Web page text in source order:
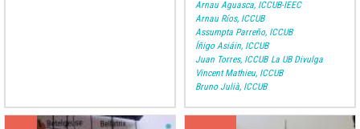
Arnau Aguasca, ICCUB-IEEC
Arnau Ríos, ICCUB
Assumpta Parreño, ICCUB
Íñigo Asiáin, ICCUB
Juan Torres, ICCUB La UB Divulga
Vincent Mathieu, ICCUB
Bruno Julià, ICCUB